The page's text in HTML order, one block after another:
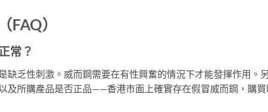
FAQ）
常？
缺乏性刺激。威而鋼需要在有性興奮的情況下才能發揮作用。另
及所購產品是否正品——香港市面上確實存在假冒威而鋼，購